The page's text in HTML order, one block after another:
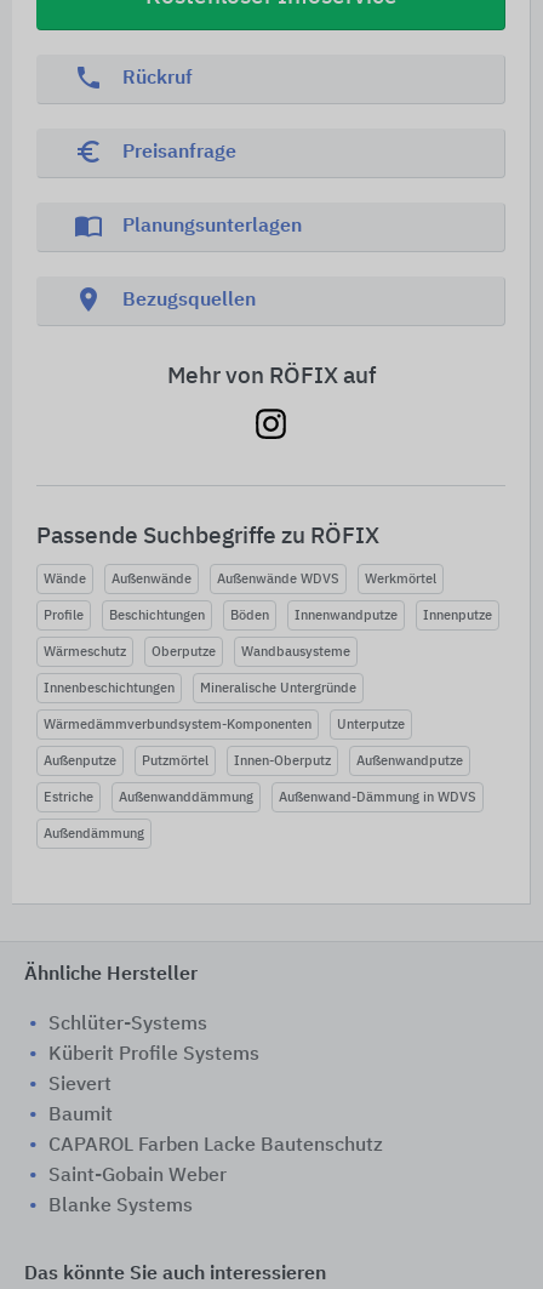
phone Rückruf
euro_symbol Preisanfrage
import_contacts Planungsunterlagen
location_on Bezugsquellen
Mehr von RÖFIX auf
Passende Suchbegriffe zu RÖFIX
Wände Außenwände Außenwände WDVS Werkmörtel
Profile Beschichtungen Böden Innenwandputze Innenputze
Wärmeschutz Oberputze Wandbausysteme
Innenbeschichtungen Mineralische Untergründe
Wärmedämmverbundsystem-Komponenten Unterputze
Außenputze Putzmörtel Innen-Oberputz Außenwandputze
Estriche Außenwanddämmung Außenwand-Dämmung in WDVS
Außendämmung
Ähnliche Hersteller
Schlüter-Systems
Küberit Profile Systems
Sievert
Baumit
CAPAROL Farben Lacke Bautenschutz
Saint-Gobain Weber
Blanke Systems
Das könnte Sie auch interessieren